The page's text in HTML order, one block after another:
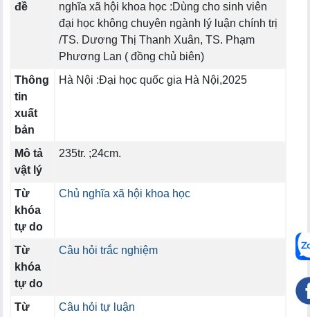
đề
nghĩa xã hội khoa học :Dùng cho sinh viên
đại học không chuyên ngành lý luận chính trị
/TS. Dương Thị Thanh Xuân, TS. Phạm
Phương Lan ( đồng chủ biên)
Thông
tin
xuất
bản
Hà Nội :Đại học quốc gia Hà Nội,2025
Mô tả
vật lý
235tr. ;24cm.
Từ
khóa
tự do
Chủ nghĩa xã hội khoa học
Từ
khóa
tự do
Câu hỏi trắc nghiệm
Từ
Câu hỏi tự luận